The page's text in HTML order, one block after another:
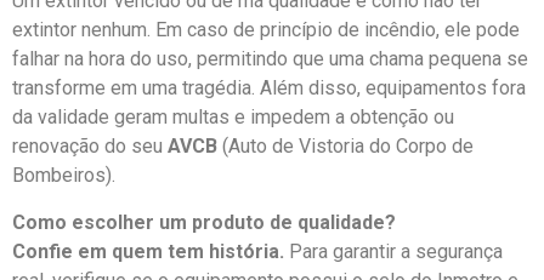
extintor nenhum. Em caso de princípio de incêndio, ele pode
falhar na hora do uso, permitindo que uma chama pequena se
transforme em uma tragédia. Além disso, equipamentos fora
da validade geram multas e impedem a obtenção ou
renovação do seu AVCB (Auto de Vistoria do Corpo de
Bombeiros).
Como escolher um produto de qualidade?
Confie em quem tem história. Para garantir a segurança